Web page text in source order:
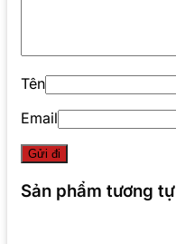
Tên
Email
Sản phẩm tương tự